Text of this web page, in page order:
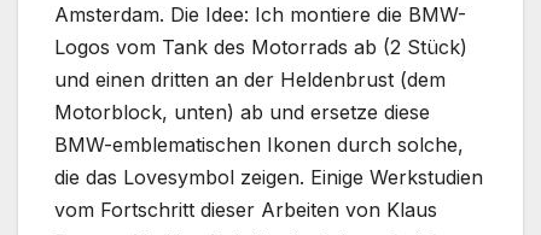
Amsterdam. Die Idee: Ich montiere die BMW-
Logos vom Tank des Motorrads ab (2 Stück)
und einen dritten an der Heldenbrust (dem
Motorblock, unten) ab und ersetze diese
BMW-emblematischen Ikonen durch solche,
die das Lovesymbol zeigen. Einige Werkstudien
vom Fortschritt dieser Arbeiten von Klaus